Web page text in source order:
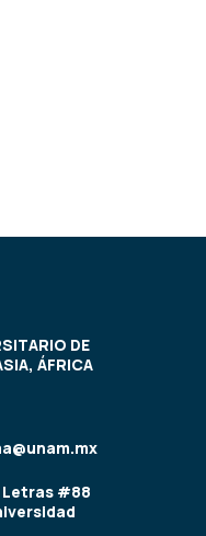
DE
ÁFRICA
Letras #88